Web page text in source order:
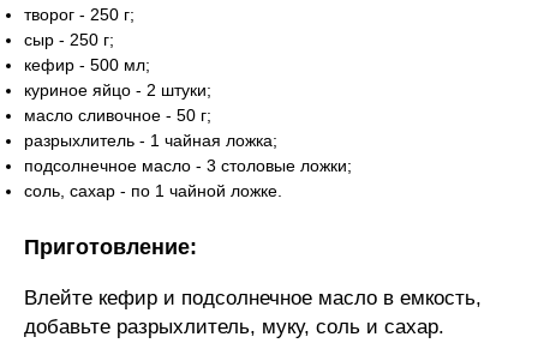
творог - 250 г;
сыр - 250 г;
кефир - 500 мл;
куриное яйцо - 2 штуки;
масло сливочное - 50 г;
разрыхлитель - 1 чайная ложка;
подсолнечное масло - 3 столовые ложки;
соль, сахар - по 1 чайной ложке.
Приготовление:
Влейте кефир и подсолнечное масло в емкость,
добавьте разрыхлитель, муку, соль и сахар.